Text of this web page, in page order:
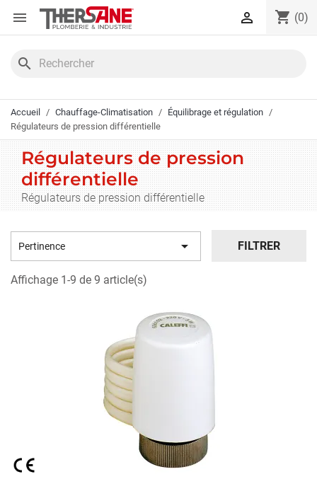
Panneau de gestion des cookies
 shopping_cart (0)

search
Accueil Chauffage-Climatisation
Équilibrage et régulation
Régulateurs de pression différentielle
Régulateurs de pression
différentielle
Régulateurs de pression différentielle
Pertinence  FILTRER
Affichage 1-9 de 9 article(s)